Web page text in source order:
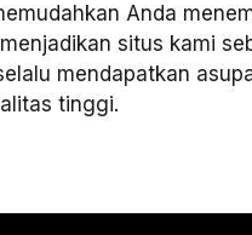
Anda
situs kami
mendapatkan
tinggi.